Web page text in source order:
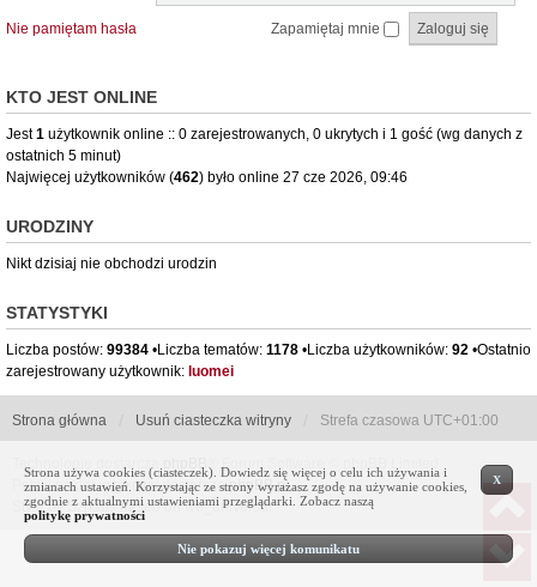
Nie pamiętam hasła Zapamiętaj mnie
KTO JEST ONLINE
Jest1 użytkownik online :: 0 zarejestrowanych, 0 ukrytych i 1 gość (wg danych z
ostatnich 5 minut)
Najwięcej użytkowników (462) było online 27 cze 2026, 09:46
URODZINY
Nikt dzisiaj nie obchodzi urodzin
STATYSTYKI
Liczba postów: 99384 •Liczba tematów: 1178 •Liczba użytkowników: 92 •Ostatnio
zarejestrowany użytkownik: luomei
Strona główna Usuń ciasteczka witryny Strefa czasowa UTC+01:00
Technologię dostarcza phpBB ® Forum Software © phpBB Limited
Polski pakiet językowy dostarczaphpBB.pl
Style by Sznaps based on we_universal
X
Strona używa cookies (ciasteczek). Dowiedz się więcej o celu ich używania i
zmianach ustawień. Korzystając ze strony wyrażasz zgodę na używanie cookies,
zgodnie z aktualnymi ustawieniami przeglądarki. Zobacz naszą
politykę prywatności
Nie pokazuj więcej komunikatu